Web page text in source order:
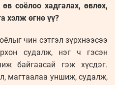
соёлоо хадгалах, өвлөх,
хэлж өгнө үү?
чин сэтгэл зүрхнээсээ
судалж, нэг ч гэсэн
байгаасай гэж хүсдэг.
магтаалаа уншиж, судалж,